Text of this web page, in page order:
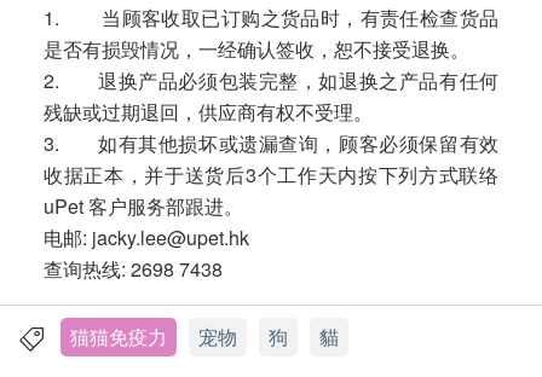
1. 当顾客收取已订购之货品时，有责任检查货品
是否有损毁情况，一经确认签收，恕不接受退换。
2. 退换产品必须包装完整，如退换之产品有任何
残缺或过期退回，供应商有权不受理。
3. 如有其他损坏或遗漏查询，顾客必须保留有效
收据正本，并于送货后3个工作天内按下列方式联络
uPet 客户服务部跟进。
电邮: jacky.lee@upet.hk
查询热线: 2698 7438
猫猫免疫力 宠物 狗 貓